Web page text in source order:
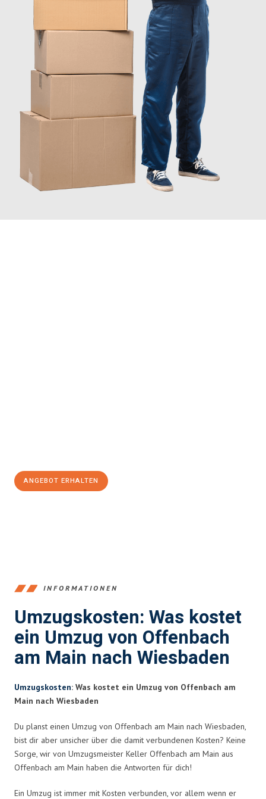
ANGEBOT ERHALTEN
INFORMATIONEN
Umzugskosten: Was kostet
ein Umzug von Offenbach
am Main nach Wiesbaden
Umzugskosten: Was kostet ein Umzug von Offenbach am
Main nach Wiesbaden
Du planst einen Umzug von Offenbach am Main nach Wiesbaden,
bist dir aber unsicher über die damit verbundenen Kosten? Keine
Sorge, wir von Umzugsmeister Keller Offenbach am Main aus
Offenbach am Main haben die Antworten für dich!
Ein Umzug ist immer mit Kosten verbunden, vor allem wenn er